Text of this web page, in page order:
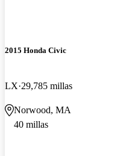
2015 Honda Civic
LX 29,785 millas
Norwood, MA
40 millas